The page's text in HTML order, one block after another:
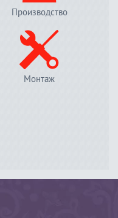
Производство
Монтаж